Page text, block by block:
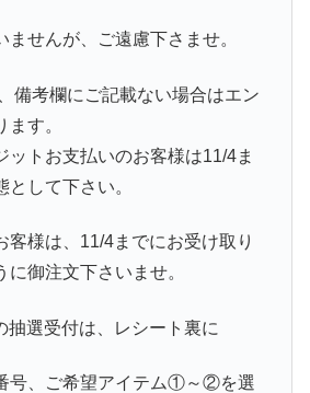
ませんが、ご遠慮下さませ。
備考欄にご記載ない場合はエン
ます。
トお支払いのお客様は11/4ま
して下さい。
様は、11/4までにお受け取り
に御注文下さいませ。
抽選受付は、レシート裏に
号、ご希望アイテム①～②を選